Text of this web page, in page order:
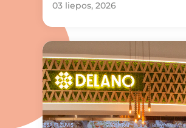
03 liepos, 2026